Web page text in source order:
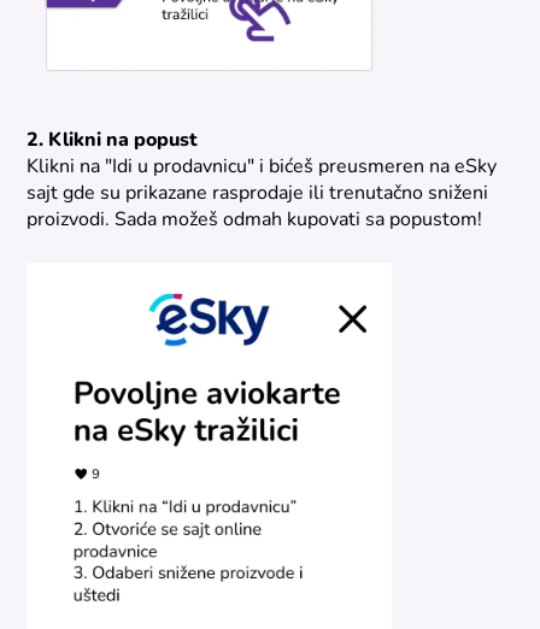
2. Klikni na popust
Klikni na "Idi u prodavnicu" i bićeš preusmeren na eSky
sajt gde su prikazane rasprodaje ili trenutačno sniženi
proizvodi. Sada možeš odmah kupovati sa popustom!